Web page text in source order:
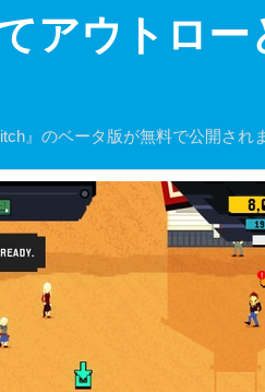
アウトロー
』のベータ版が無料で公開され